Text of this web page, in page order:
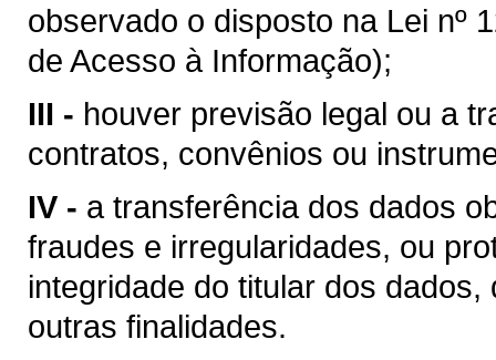
observado o disposto na Lei nº
de Acesso à Informação);
III - houver previsão legal ou a
contratos, convênios ou
IV - a transferência dos dados
fraudes e irregularidades, ou
integridade do titular dos
outras finalidades.